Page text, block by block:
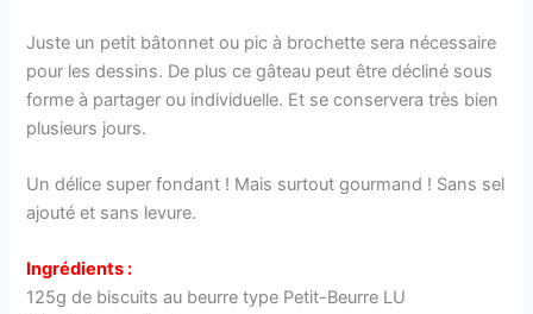
Juste un petit bâtonnet ou pic à brochette sera nécessaire
pour les dessins. De plus ce gâteau peut être décliné sous
forme à partager ou individuelle. Et se conservera très bien
plusieurs jours.
Un délice super fondant ! Mais surtout gourmand ! Sans sel
ajouté et sans levure.
Ingrédients :
125g de biscuits au beurre type Petit-Beurre LU